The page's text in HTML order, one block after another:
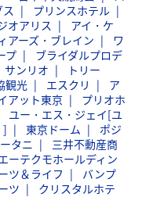
プリンスホテル
オアリス
アイ・ケ
アーズ・ブレイン
ワ
プ
ブライダルプロデ
サンリオ
トリー
観光 エスクリ
ア
アット東京
プリオホ
ユー・エス・ジェイ[ユ
]
東京ドーム
ポジ
タニ
三井不動産商
ーテクモホールディン
ツ＆ライフ
バンプ
ツ
クリスタルホテ